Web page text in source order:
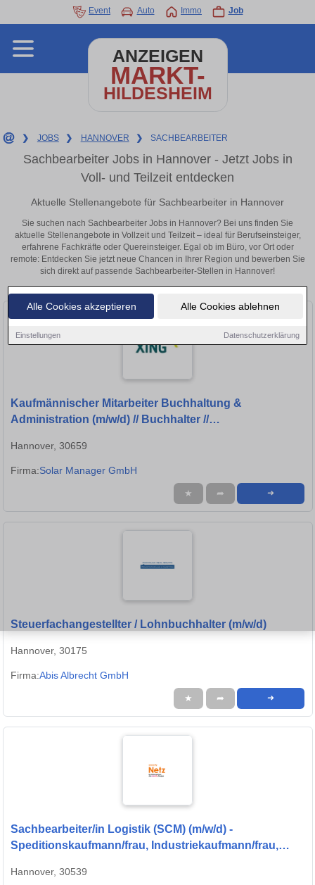
Alle Cookies akzeptieren Alle Cookies ablehnen
Einstellungen Datenschutzerklärung
Event Auto Immo Job
ANZEIGEN
MARKT-
HILDESHEIM
❯ JOBS ❯ HANNOVER ❯ SACHBEARBEITER
Sachbearbeiter Jobs in Hannover - Jetzt Jobs in
Voll- und Teilzeit entdecken
Aktuelle Stellenangebote für Sachbearbeiter in Hannover
Sie suchen nach Sachbearbeiter Jobs in Hannover? Bei uns finden Sie
aktuelle Stellenangebote in Vollzeit und Teilzeit – ideal für Berufseinsteiger,
erfahrene Fachkräfte oder Quereinsteiger. Egal ob im Büro, vor Ort oder
remote: Entdecken Sie jetzt neue Chancen in Ihrer Region und bewerben Sie
sich direkt auf passende Sachbearbeiter-Stellen in Hannover!
Kaufmännischer Mitarbeiter Buchhaltung &
Administration (m/w/d) // Buchhalter //
Hannover, 30659
Firma:Solar Manager GmbH
★ ➦ ➜
Steuerfachangestellter / Lohnbuchhalter (m/w/d)
Hannover, 30175
Firma:Abis Albrecht GmbH
★ ➦ ➜
Sachbearbeiter/in Logistik (SCM) (m/w/d) -
Speditionskaufmann/frau, Industriekaufmann/frau,
Außenhandelsmanagement
Hannover, 30539